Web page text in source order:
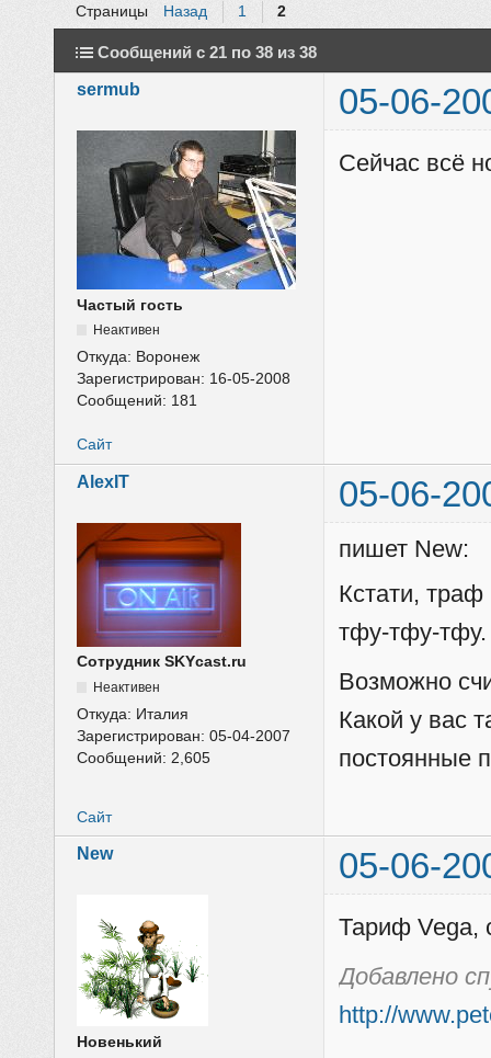
Страницы Назад 1 2
Сообщений с 21 по 38 из 38
sermub
05-06-
Частый гость
Неактивен
Откуда: Воронеж
Зарегистрирован: 16-05-2008
Сообщений: 181
Сейчас всё
Сайт
AlexIT 05-06-
Сотрудник SKYcast.ru
Неактивен
Откуда: Италия
Зарегистрирован:05-04-2007
Сообщений: 2,605
пишет New:
Кстати,
тфу-тфу-тфу.
Возможно
Какой у вас
постоянные
Сайт
New 05-06-
Новенький
Тариф Vega,
Добавлено
http://